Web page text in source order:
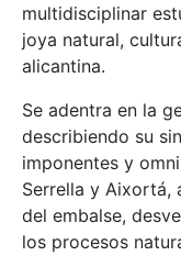
multidisciplinar
joya natural,
alicantina.
Se adentra en la
describiendo su
imponentes y
Serrella y Aixortá,
del embalse,
los procesos